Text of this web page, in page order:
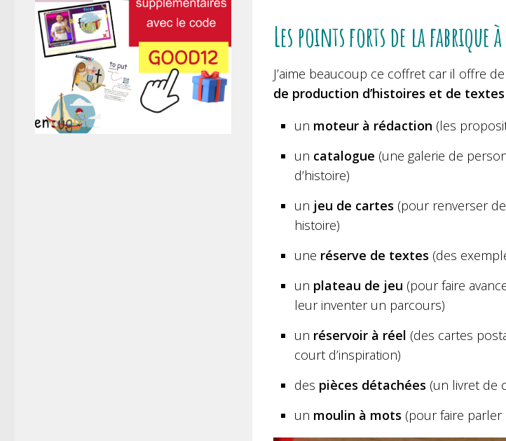
Les points forts de la fabrique
J’aime beaucoup ce coffret car il offre de
de production d’histoires et de textes
un moteur à rédaction (les
un catalogue (une galerie de
d’histoire)
un jeu de cartes (pour renverser
histoire)
une réserve de textes (des
un plateau de jeu (pour faire
leur inventer un parcours)
un réservoir à réel (des cartes
court d’inspiration)
des pièces détachées (un livret de
un moulin à mots (pour faire